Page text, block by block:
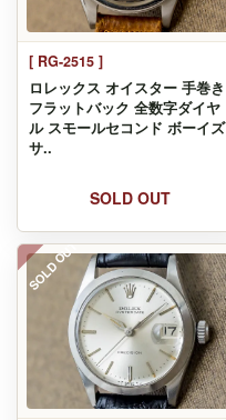
[ RG-2515 ]
ロレックス オイスター 手巻き
フラットバック 全数字ダイヤ
ル スモールセコンド ボーイズ
サ..
SOLD OUT
SOLD OUT